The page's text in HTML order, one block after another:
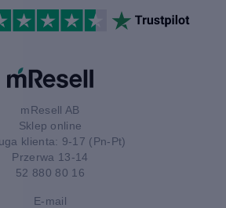
mResell AB
Sklep online
klienta: 9-17 (Pn-Pt)
Przerwa 13-14
52 880 80 16
E-mail